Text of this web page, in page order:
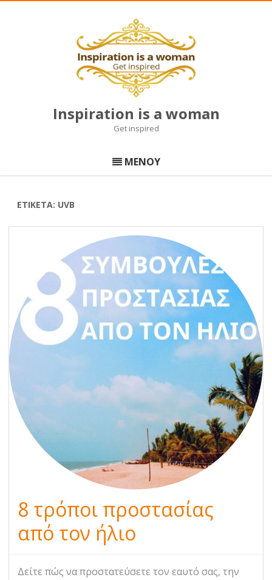
Inspiration is a woman
Get inspired
σε
περιεχόμενο
ΜΕΝΟΥ
ΕΤΙΚΈΤΑ: UVB
8 τρόποι προστασίας
από τον ήλιο
Δείτε πώς να προστατεύσετε τον εαυτό σας, την